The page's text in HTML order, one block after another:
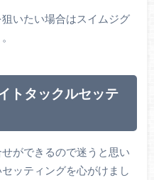
いたい場合はスイムジグ
トタックルセッテ
ができるので迷うと思い
ッティングを心がけまし